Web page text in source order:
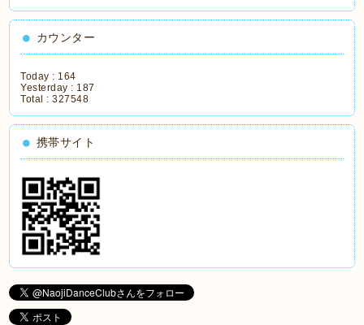
カウンター
Today : 164
Yesterday : 187
Total :327548
携帯サイト